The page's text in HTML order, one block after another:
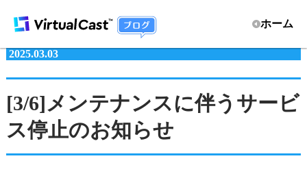
ホーム
2025.03.03
[3/6]メンテナンスに伴うサービ
ス停止のお知らせ